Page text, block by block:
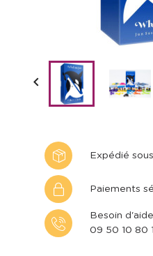

Expédié
Paiements
Besoin
09 50 10 80